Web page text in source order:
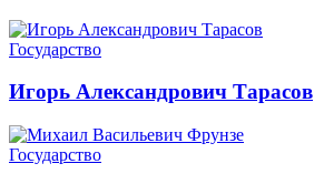
Государство
Игорь Александрович Тарасов
Государство